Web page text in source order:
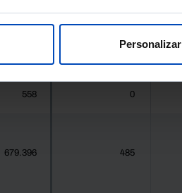
Personalizar
3
558 0
679.396 485